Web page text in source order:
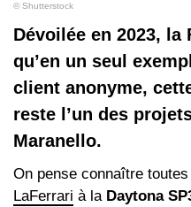
© Shutterstock
Dévoilée en 2023, la
qu’en un seul
client anonyme,
reste l’un des
Maranello.
On pense connaître
LaFerrari à la Daytona